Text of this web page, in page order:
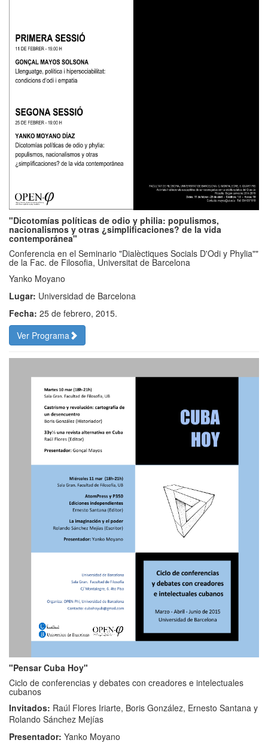
"Dicotomías políticas de odio y philia: populismos,
nacionalismos y otras ¿simplificaciones? de la vida
contemporánea"
Conferencia en el Seminario "Dialèctiques Socials D'Odi y Phylia""
de la Fac. de Filosofia, Universitat de Barcelona
Yanko Moyano
Lugar: Universidad de Barcelona
Fecha: 25 de febrero, 2015.
Ver Programa
"Pensar Cuba Hoy"
Ciclo de conferencias y debates con creadores e intelectuales
cubanos
Invitados: Raúl Flores Iriarte, Boris González, Ernesto Santana y
Rolando Sánchez Mejías
Presentador: Yanko Moyano